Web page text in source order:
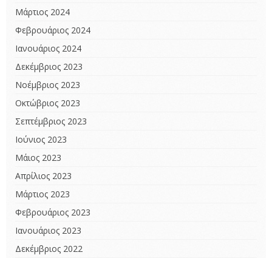
Μάρτιος 2024
Φεβρουάριος 2024
Ιανουάριος 2024
Δεκέμβριος 2023
Νοέμβριος 2023
Οκτώβριος 2023
Σεπτέμβριος 2023
Ιούνιος 2023
Μάιος 2023
Απρίλιος 2023
Μάρτιος 2023
Φεβρουάριος 2023
Ιανουάριος 2023
Δεκέμβριος 2022